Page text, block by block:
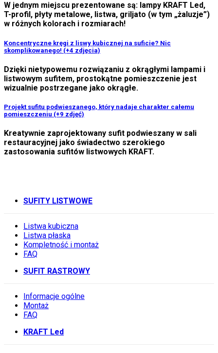
W jednym miejscu prezentowane są: lampy KRAFT Led,
T-profil, płyty metalowe, listwa, griljato (w tym „żaluzje”)
w różnych kolorach i rozmiarach!
Koncentryczne kręgi z liswy kubicznej na suficie? Nic
skomplikowanego! (+4 zdjęcia)
Dzięki nietypowemu rozwiązaniu z okrągłymi lampami i
listwowym sufitem, prostokątne pomieszczenie jest
wizualnie postrzegane jako okrągłe.
Projekt sufitu podwieszanego, który nadaje charakter całemu
pomieszczeniu (+9 zdjęć)
Kreatywnie zaprojektowany sufit podwieszany w sali
restauracyjnej jako świadectwo szerokiego
zastosowania sufitów listwowych KRAFT.
SUFITY LISTWOWE
Listwa kubiczna
Listwa płaska
Kompletność i montaż
FAQ
SUFIT RASTROWY
Informacje ogólne
Montaż
FAQ
KRAFT Led